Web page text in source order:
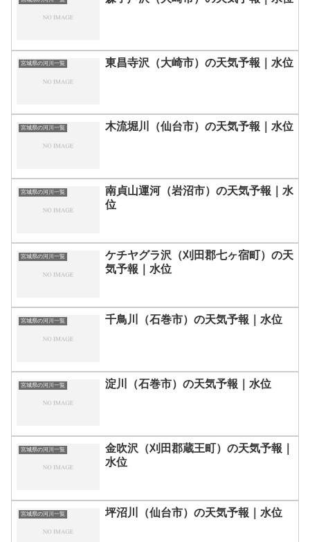
宮城県の河川一覧 東昌寺沢（大崎市）の天気予報｜水位
宮城県の河川一覧 木流堀川（仙台市）の天気予報｜水位
宮城県の河川一覧
南貞山運河（岩沼市）の天気予報｜水
位
宮城県の河川一覧
ケチヤグラ沢（刈田郡七ヶ宿町）の天
気予報｜水位
宮城県の河川一覧 千鳥川（石巻市）の天気予報｜水位
宮城県の河川一覧 淀川（石巻市）の天気予報｜水位
宮城県の河川一覧
金吹沢（刈田郡蔵王町）の天気予報｜
水位
宮城県の河川一覧 坪沼川（仙台市）の天気予報｜水位